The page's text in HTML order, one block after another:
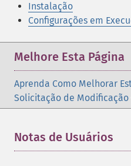
Instalação
Configurações em
Melhore Esta Página
Aprenda Como Melhorar
Solicitação de Modificação
Notas de Usuários